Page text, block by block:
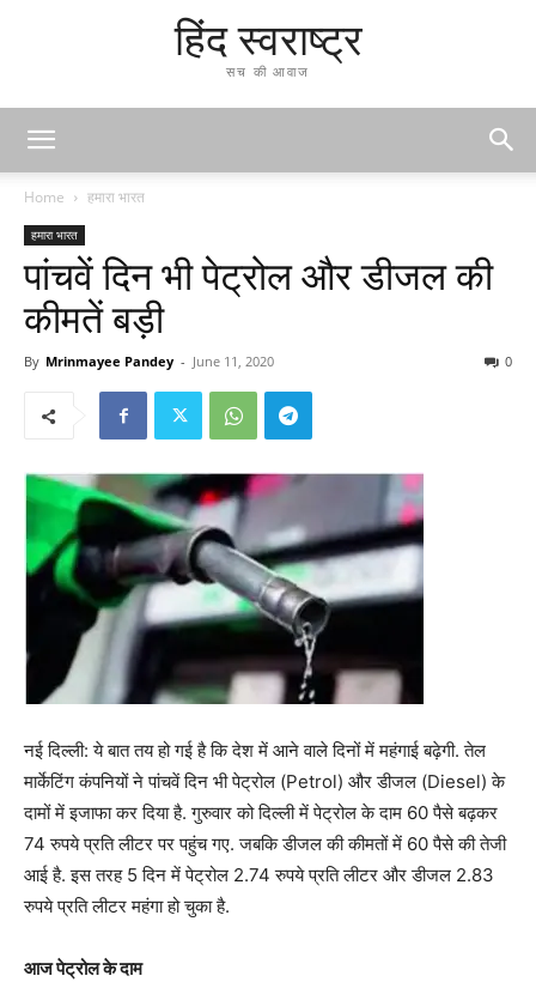
हिंद स्वराष्ट्र
सच की आवाज
Home हमारा भारत
हमारा भारत
पांचवें दिन भी पेट्रोल और डीजल की
कीमतें बड़ी
By Mrinmayee Pandey - June 11, 2020 0
नई दिल्ली: ये बात तय हो गई है कि देश में आने वाले दिनों में महंगाई बढ़ेगी. तेल
मार्केटिंग कंपनियों ने पांचवें दिन भी पेट्रोल (Petrol) और डीजल (Diesel) के
दामों में इजाफा कर दिया है. गुरुवार को दिल्ली में पेट्रोल के दाम 60 पैसे बढ़कर
74 रुपये प्रति लीटर पर पहुंच गए. जबकि डीजल की कीमतों में 60 पैसे की तेजी
आई है. इस तरह 5 दिन में पेट्रोल 2.74 रुपये प्रति लीटर और डीजल 2.83
रुपये प्रति लीटर महंगा हो चुका है.
आज पेट्रोल के दाम